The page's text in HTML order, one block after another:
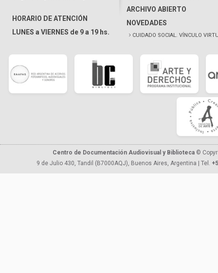
HORARIO DE ATENCIÓN
LUNES a VIERNES de 9 a 19 hs.
ARCHIVO ABIERTO
NOVEDADES
CUIDADO SOCIAL. VÍNCULO
Centro de Documentación Audiovisual y Biblioteca ©
9 de Julio 430, Tandil (B7000AQJ), Buenos Aires, Argentina | Tel.